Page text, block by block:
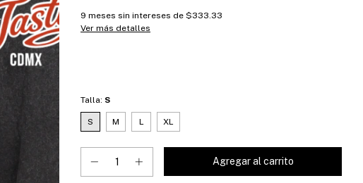
9 meses sin intereses de $333.33
Ver más detalles
Talla: S
S M L XL